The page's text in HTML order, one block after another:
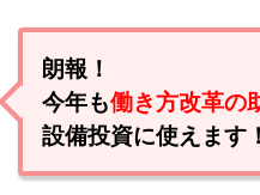
朗報！
今年も働き方改革の
設備投資に使えます！